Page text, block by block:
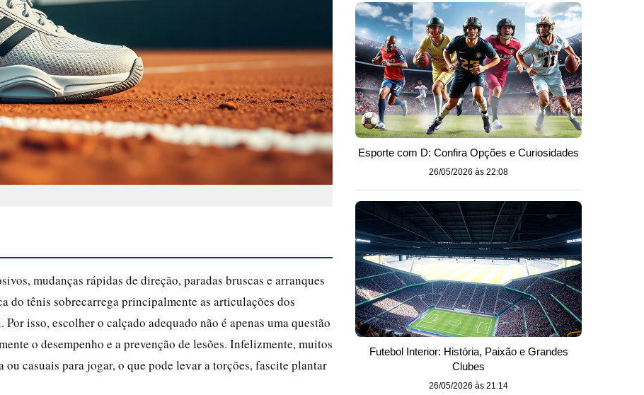
mudanças rápidas de direção, paradas bruscas e arranques
do tênis sobrecarrega principalmente as articulações dos
isso, escolher o calçado adequado não é apenas uma questão
o desempenho e a prevenção de lesões. Infelizmente, muitos
casuais para jogar, o que pode levar a torções, fascite plantar
Esporte com D: Confira Opções e Curiosidades
26/05/2026 às 22:08
Futebol Interior: História, Paixão e Grandes
Clubes
26/05/2026 às 21:14